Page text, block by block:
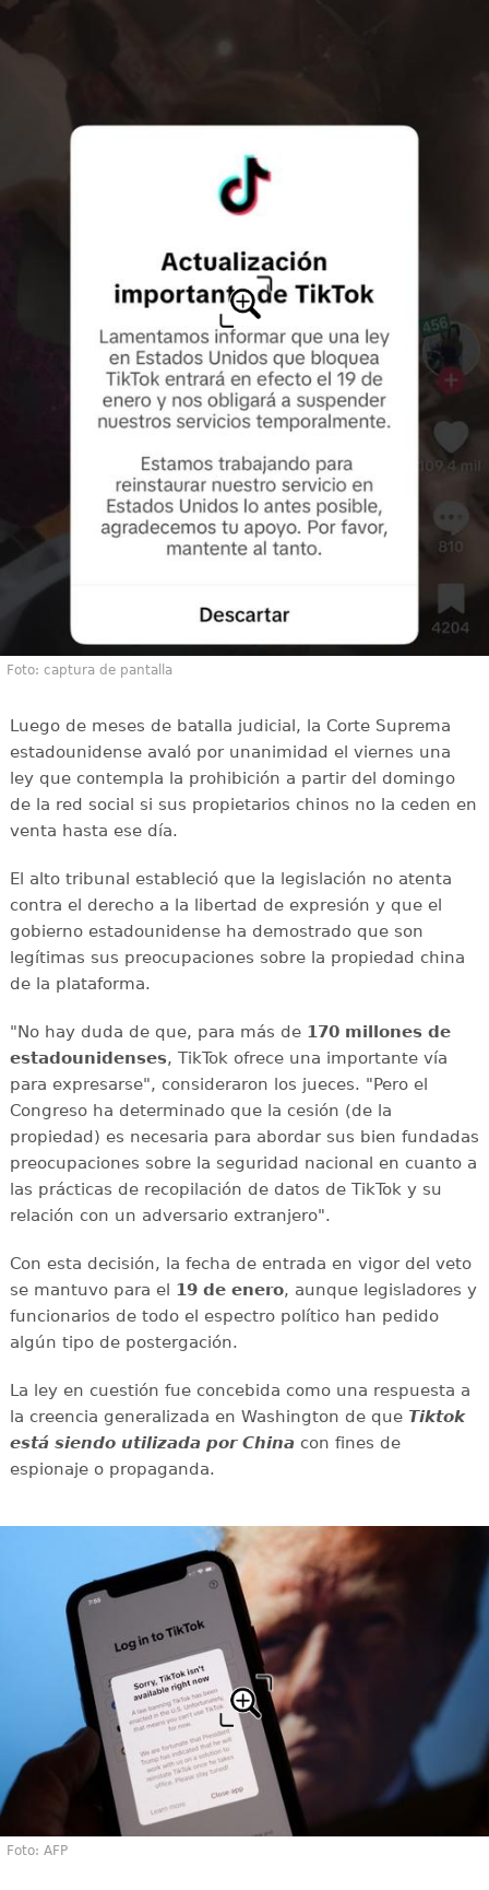
Foto: captura de pantalla
Luego de meses de batalla judicial, la Corte Suprema
estadounidense avaló por unanimidad el viernes una
ley que contempla la prohibición a partir del domingo
de la red social si sus propietarios chinos no la ceden en
venta hasta ese día.
El alto tribunal estableció que la legislación no atenta
contra el derecho a la libertad de expresión y que el
gobierno estadounidense ha demostrado que son
legítimas sus preocupaciones sobre la propiedad china
de la plataforma.
"No hay duda de que, para más de 170 millones de
estadounidenses, TikTok ofrece una importante vía
para expresarse", consideraron los jueces. "Pero el
Congreso ha determinado que la cesión (de la
propiedad) es necesaria para abordar sus bien fundadas
preocupaciones sobre la seguridad nacional en cuanto a
las prácticas de recopilación de datos de TikTok y su
relación con un adversario extranjero".
Con esta decisión, la fecha de entrada en vigor del veto
se mantuvo para el 19 de enero, aunque legisladores y
funcionarios de todo el espectro político han pedido
algún tipo de postergación.
La ley en cuestión fue concebida como una respuesta a
la creencia generalizada en Washington de que Tiktok
está siendo utilizada por China con fines de
espionaje o propaganda.
Foto: AFP